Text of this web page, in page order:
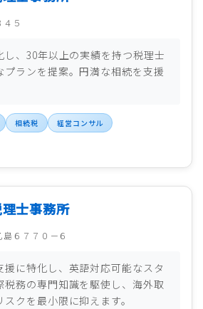
５
し、30年以上の実績を持つ税理士
プランを提案。円満な相続を支援
相続税 経営コンサル
士事務所
６７７０－６
援に特化し、英語対応可能なスタ
税務の専門知識を駆使し、海外取
クを最小限に抑えます。